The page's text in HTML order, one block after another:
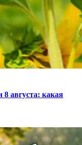
августа: какая